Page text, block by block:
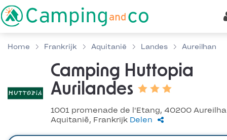
Home Frankrijk Aquitanië Landes Aureilhan
Camping Huttopia
Aurilandes
1001 promenade de l'Etang, 40200
Aquitanië, Frankrijk Delen